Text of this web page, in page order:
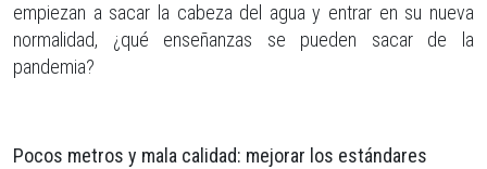
empiezan a sacar la cabeza del agua y entrar en su nueva
normalidad, ¿qué enseñanzas se pueden sacar de la
pandemia?
Pocos metros y mala calidad: mejorar los estándares